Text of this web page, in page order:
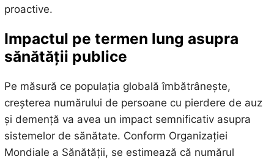
proactive.
Impactul pe termen lung asupra
sănătății publice
Pe măsură ce populația globală îmbătrânește,
creșterea numărului de persoane cu pierdere de auz
și demență va avea un impact semnificativ asupra
sistemelor de sănătate. Conform Organizației
Mondiale a Sănătății, se estimează că numărul